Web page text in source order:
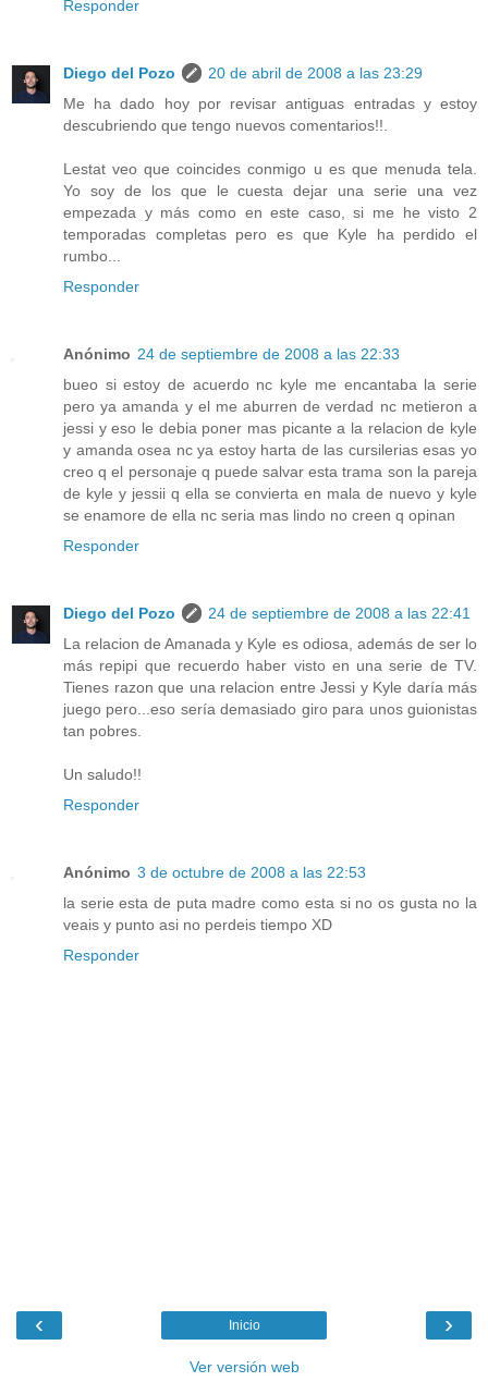
Responder
Diego del Pozo
20 de abril de 2008 a las 23:29
Me ha dado hoy por revisar antiguas entradas y estoy
descubriendo que tengo nuevos comentarios!!.
Lestat veo que coincides conmigo u es que menuda tela.
Yo soy de los que le cuesta dejar una serie una vez
empezada y más como en este caso, si me he visto 2
temporadas completas pero es que Kyle ha perdido el
rumbo...
Responder
Anónimo 24 de septiembre de 2008 a las 22:33
bueo si estoy de acuerdo nc kyle me encantaba la serie
pero ya amanda y el me aburren de verdad nc metieron a
jessi y eso le debia poner mas picante a la relacion de kyle
y amanda osea nc ya estoy harta de las cursilerias esas yo
creo q el personaje q puede salvar esta trama son la pareja
de kyle y jessii q ella se convierta en mala de nuevo y kyle
se enamore de ella nc seria mas lindo no creen q opinan
Responder
Diego del Pozo
24 de septiembre de 2008 a las 22:41
La relacion de Amanada y Kyle es odiosa, además de ser lo
más repipi que recuerdo haber visto en una serie de TV.
Tienes razon que una relacion entre Jessi y Kyle daría más
juego pero...eso sería demasiado giro para unos guionistas
tan pobres.
Un saludo!!
Responder
Anónimo 3 de octubre de 2008 a las 22:53
la serie esta de puta madre como esta si no os gusta no la
veais y punto asi no perdeis tiempo XD
Responder
‹ ›
Inicio
Ver versión web